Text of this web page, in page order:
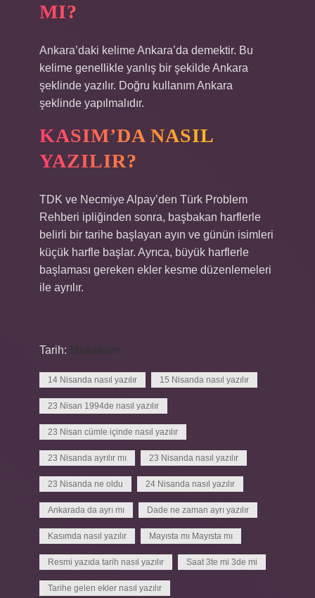
MI?
Ankara’daki kelime Ankara’da demektir. Bu
kelime genellikle yanlış bir şekilde Ankara
şeklinde yazılır. Doğru kullanım Ankara
şeklinde yapılmalıdır.
KASIM’DA NASIL
YAZILIR?
TDK ve Necmiye Alpay’den Türk Problem
Rehberi ipliğinden sonra, başbakan harflerle
belirli bir tarihe başlayan ayın ve günün isimleri
küçük harfle başlar. Ayrıca, büyük harflerle
başlaması gereken ekler kesme düzenlemeleri
ile ayrılır.
Tarih:
14 Nisanda nasıl yazılır 15 Nisanda nasıl yazılır
23 Nisan 1994de nasıl yazılır
23 Nisan cümle içinde nasıl yazılır
23 Nisanda ayrılır mı 23 Nisanda nasıl yazılır
23 Nisanda ne oldu 24 Nisanda nasıl yazılır
Ankarada da ayrı mı Dade ne zaman ayrı yazılır
Kasımda nasıl yazılır Mayısta mı Mayısta mı
Resmi yazıda tarih nasıl yazılır Saat 3te mi 3de mi
Tarihe gelen ekler nasıl yazılır